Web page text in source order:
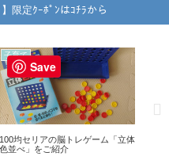
限定ｸｰﾎﾟﾝはｺﾁﾗから
暮らし
【100均セリアのおしぼりトレー】
シンプル＆２枚入りでコスパ良
Save